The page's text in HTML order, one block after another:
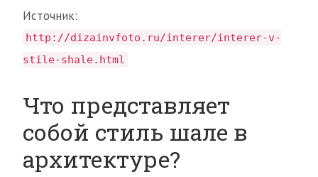
Источник:
http://dizainvfoto.ru/interer/interer-v-
stile-shale.html
Что представляет
собой стиль шале в
архитектуре?